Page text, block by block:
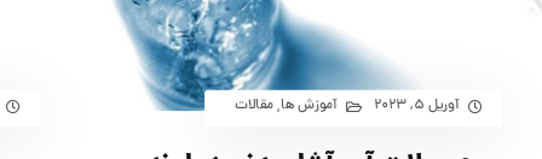
آوریل ۵, ۲۰۲۳ آموزش ها,مقالات